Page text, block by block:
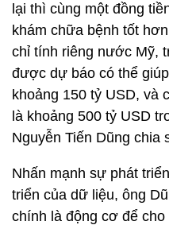
lại thì cùng một đồng
khám chữa bệnh tốt
chỉ tính riêng nước Mỹ,
được dự báo có thể
khoảng 150 tỷ USD, và
là khoảng 500 tỷ USD
Nguyễn Tiến Dũng chia
Nhấn mạnh sự phát
triển của dữ liệu, ông
chính là động cơ để